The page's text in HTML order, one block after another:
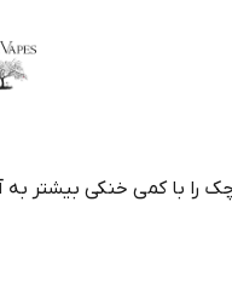
را با کمی خنکی بیشتر به